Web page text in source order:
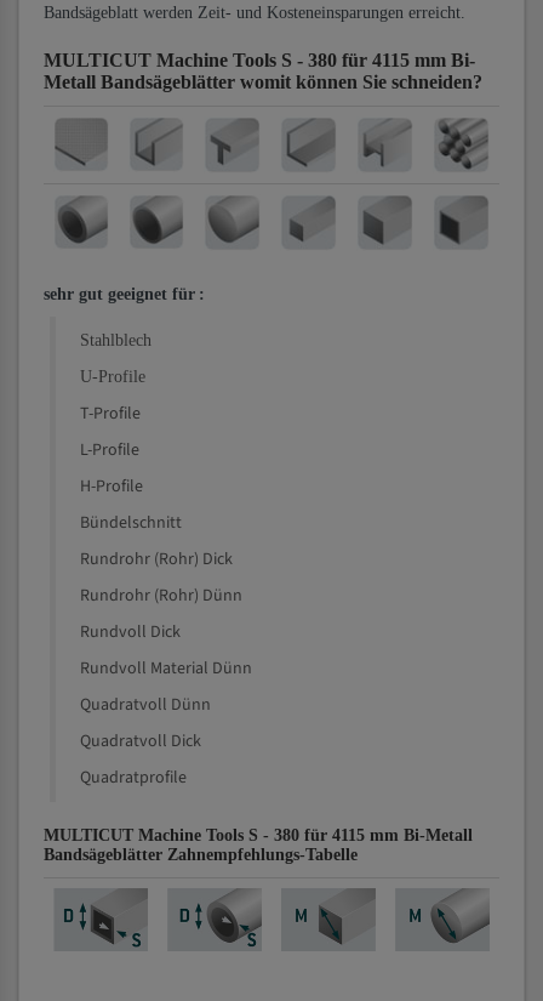
Bandsägeblatt werden Zeit- und Kosteneinsparungen erreicht.
MULTICUT Machine Tools S - 380 für 4115 mm Bi-
Metall Bandsägeblätter womit können Sie schneiden?
sehr gut geeignet für :
Stahlblech
U-Profile
T-Profile
L-Profile
H-Profile
Bündelschnitt
Rundrohr (Rohr) Dick
Rundrohr (Rohr) Dünn
Rundvoll Dick
Rundvoll Material Dünn
Quadratvoll Dünn
Quadratvoll Dick
Quadratprofile
MULTICUT Machine Tools S - 380 für 4115 mm Bi-Metall
Bandsägeblätter Zahnempfehlungs-Tabelle